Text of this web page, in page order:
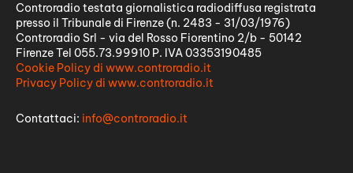
Controradio testata giornalistica radiodiffusa registrata
presso il Tribunale di Firenze (n. 2483 - 31/03/1976)
Controradio Srl - via del Rosso Fiorentino 2/b - 50142
Firenze Tel 055.73.99910 P. IVA 03353190485
Cookie Policy di www.controradio.it
Privacy Policy di www.controradio.it
Contattaci: info@controradio.it